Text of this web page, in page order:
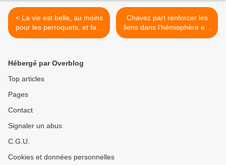
< La vie est belle, au moins
pour les perroquets, et faut
rigoler !!!
Chavez part renforcer les
liens dans l'hémisphère est
- Non-alignés au NOM >
Hébergé par Overblog
Top articles
Pages
Contact
Signaler un abus
C.G.U.
Cookies et données personnelles